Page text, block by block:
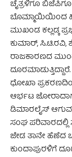
ಚೈತ್ರಳಿಗೂ
ಬೊಮ್ಮಾಯಿಯಿಂದ
ಮುಖಂಡ ಕಲ್ಲಡ್ಕ
ಕುಮಾರ್, ಸಿ.ಟಿ.ರವಿ,
ರಾಜಕಾರಣದ
ಧೋಖಾ
ಆರ್ಭಟ ಜೋರಾದಾಗ
ಡಿಮಾರಲೈಸ್
ಸಂಘ ಪರಿವಾರದಲ್ಲಿ
ಜೇಡ ತಾನೇ ಹೆಣೆದ
ಕುಂದಾಪುರಳಿಗೆ